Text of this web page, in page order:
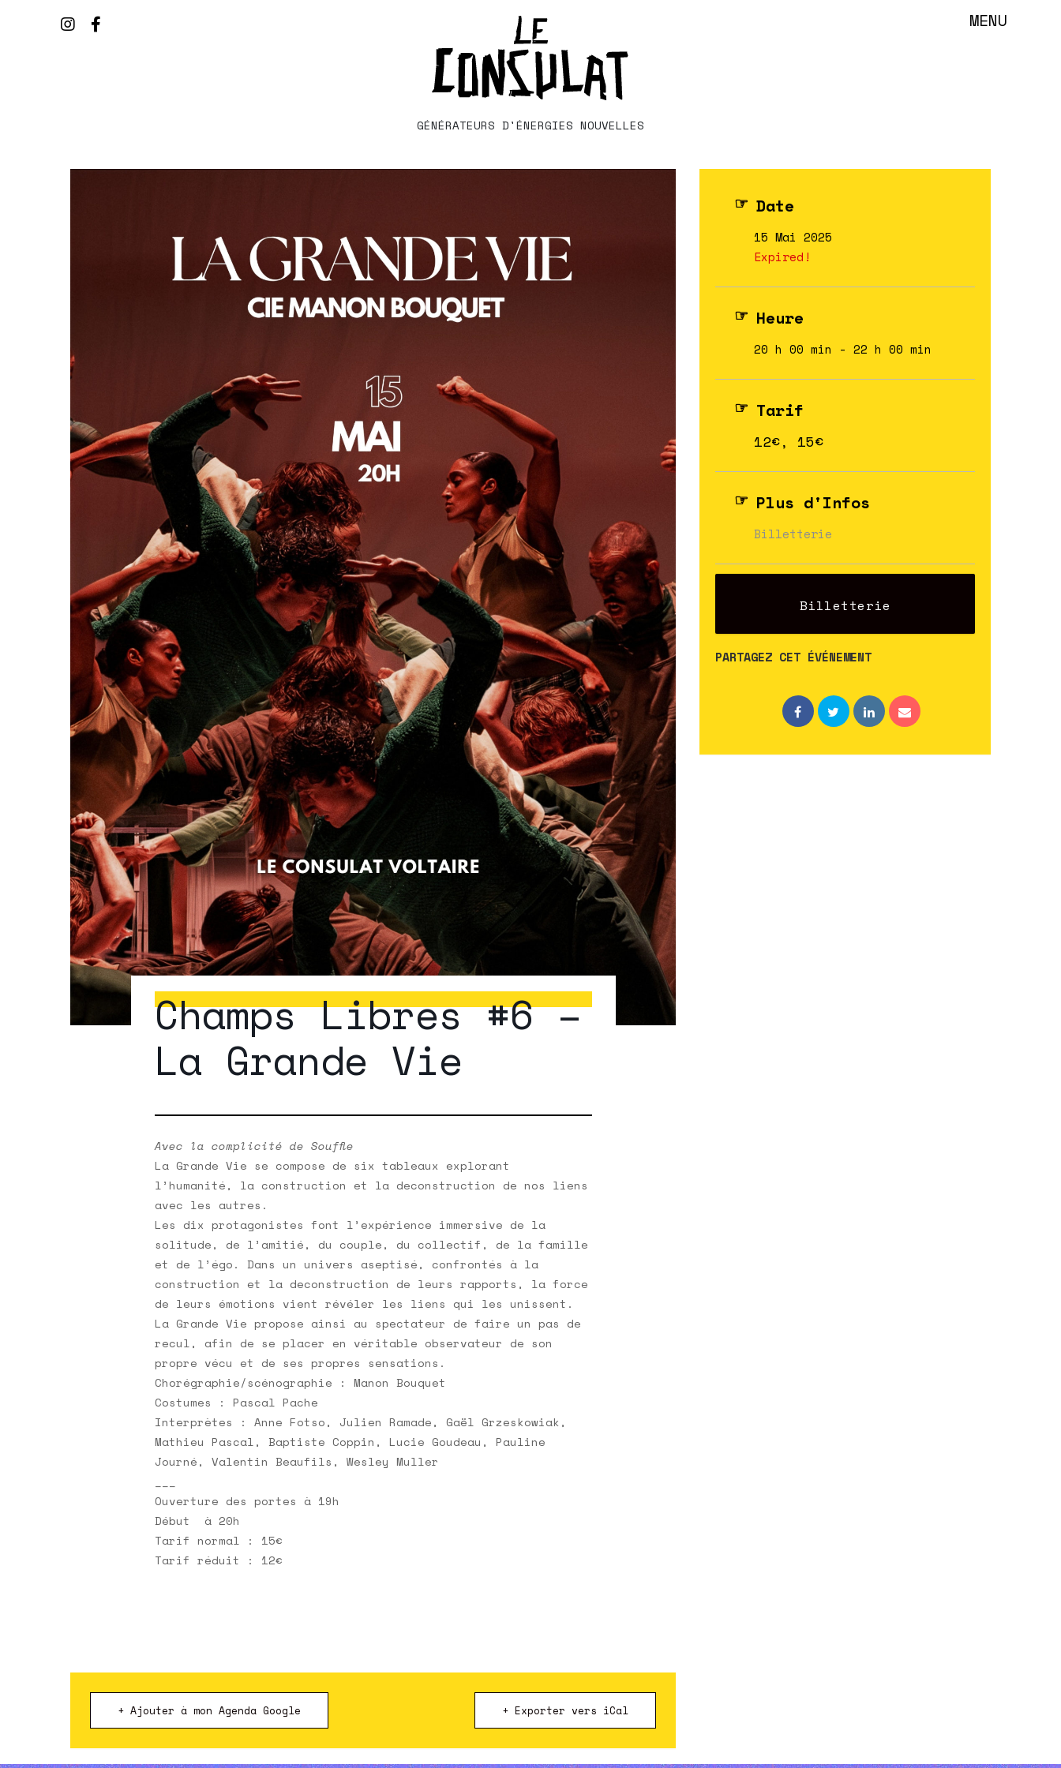
MENU
GÉNÉRATEURS D'ÉNERGIES NOUVELLES
Champs Libres #6 –
La Grande Vie
Avec la complicité de Souffle
La Grande Vie se compose de six tableaux explorant
l’humanité, la construction et la deconstruction de nos liens
avec les autres.
Les dix protagonistes font l’expérience immersive de la
solitude, de l’amitié, du couple, du collectif, de la famille
et de l’égo. Dans un univers aseptisé, confrontés à la
construction et la deconstruction de leurs rapports, la force
de leurs émotions vient révéler les liens qui les unissent.
La Grande Vie propose ainsi au spectateur de faire un pas de
recul, afin de se placer en véritable observateur de son
propre vécu et de ses propres sensations.
Chorégraphie/scénographie : Manon Bouquet
Costumes : Pascal Pache
Interprètes : Anne Fotso, Julien Ramade, Gaël Grzeskowiak,
Mathieu Pascal, Baptiste Coppin, Lucie Goudeau, Pauline
Journé, Valentin Beaufils, Wesley Muller
Ouverture des portes à 19h
Début à 20h
Tarif normal : 15€
Tarif réduit : 12€
+ Ajouter à mon Agenda Google + Exporter vers iCal
Date
15 Mai 2025
Expired!
Heure
20 h 00 min - 22 h 00 min
Tarif
12€, 15€
Plus d'Infos
Billetterie
Billetterie
PARTAGEZ CET ÉVÉNEMENT